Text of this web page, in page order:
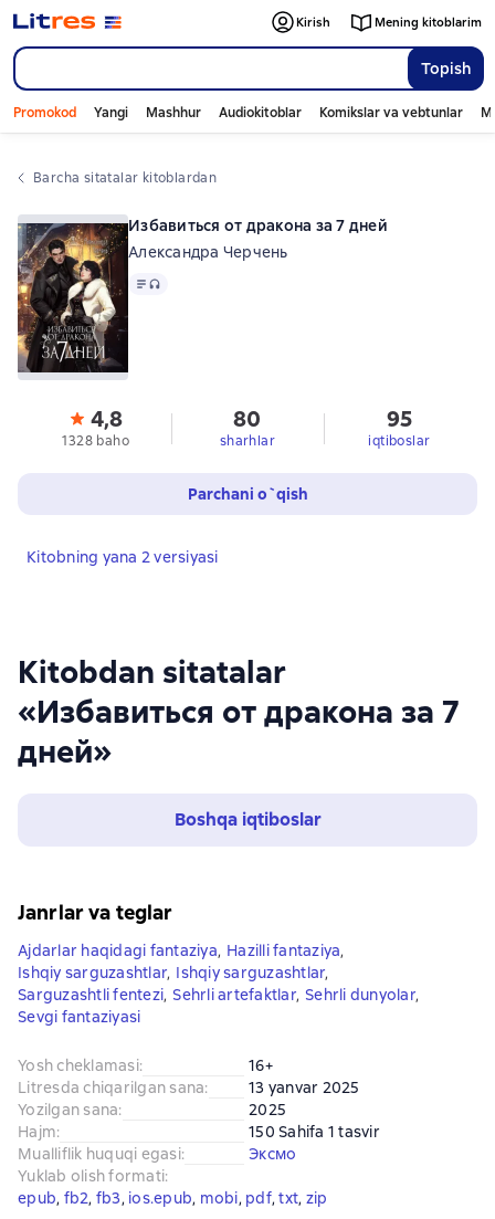
Topish
Kirish Mening kitoblarim
Promokod Yangi Mashhur Audiokitoblar Komikslar va vebtunlar
Barcha sitatalar kitoblardan
Kitobdan sitatalar
«Избавиться от дракона за 7
дней»
Boshqa iqtiboslar
Избавиться от дракона за 7 дней
Александра Черчень
Matn
4,8
1328 baho
80
sharhlar
95
iqtiboslar
Parchani o`qish
Kitobning yana 2 versiyasi
Janrlar va teglar
Ajdarlar haqidagi fantaziya, Hazilli fantaziya,
Ishqiy sarguzashtlar, Ishqiy sarguzashtlar,
Sarguzashtli fentezi, Sehrli artefaktlar, Sehrli dunyolar,
Sevgi fantaziyasi
Yosh cheklamasi:
16+
Litresda chiqarilgan sana:
13 yanvar 2025
Yozilgan sana:
2025
Hajm:
150 Sahifa 1 tasvir
Mualliflik huquqi egasi:
Эксмо
Yuklab olish formati:
epub, fb2, fb3, ios.epub, mobi, pdf, txt, zip